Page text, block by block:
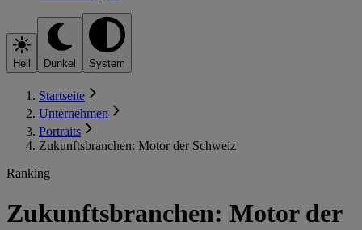
Hell Dunkel System
Startseite
Unternehmen
Portraits
Zukunftsbranchen: Motor der Schweiz
Ranking
Zukunftsbranchen: Motor der